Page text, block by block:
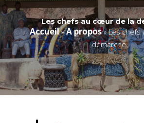
Les chefs au cœur de la
Accueil»A propos»Les chefs
démarche